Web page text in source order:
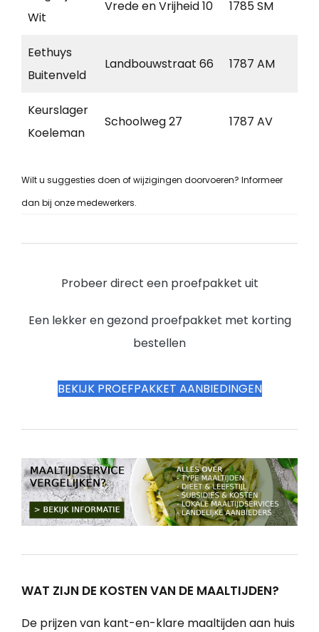
Wit
Vrede en Vrijheid 10 1785 SM
Eethuys
Buitenveld
Landbouwstraat 66 1787 AM
Keurslager
Koeleman
Schoolweg 27 1787 AV
Wilt u suggesties doen of wijzigingen doorvoeren? Informeer
dan bij onze medewerkers.
Probeer direct een proefpakket uit
Een lekker en gezond proefpakket met korting
bestellen
BEKIJK PROEFPAKKET AANBIEDINGEN
WAT ZIJN DE KOSTEN VAN DE MAALTIJDEN?
De prijzen van kant-en-klare maaltijden aan huis